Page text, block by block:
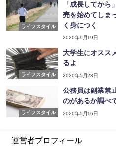
ライフスタイル
「成長してから
売を始めてしま
く身につく
2020年9月19日
ライフスタイル
大学生にオスス
るよ
2020年5月23日
ライフスタイル
公務員は副業禁
のがあるか調べ
2020年5月16日
運営者プロフィール